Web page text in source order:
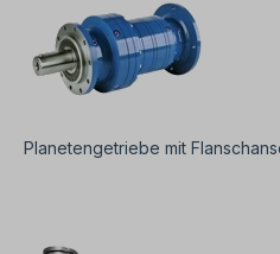
Planetengetriebe mit